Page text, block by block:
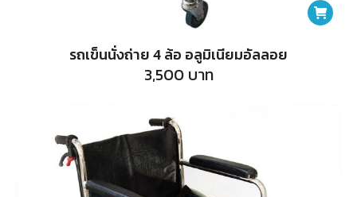
รถเข็นนั่งถ่าย 4 ล้อ อลูมิเนียมอัลลอย
3,500บาท